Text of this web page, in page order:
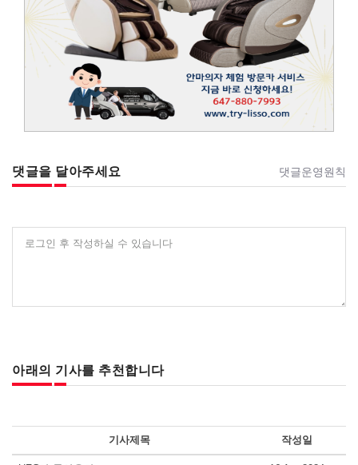
댓글을 달아주세요 댓글운영원칙
로그인 후 작성하실 수 있습니다
아래의 기사를 추천합니다
기사제목 작성일